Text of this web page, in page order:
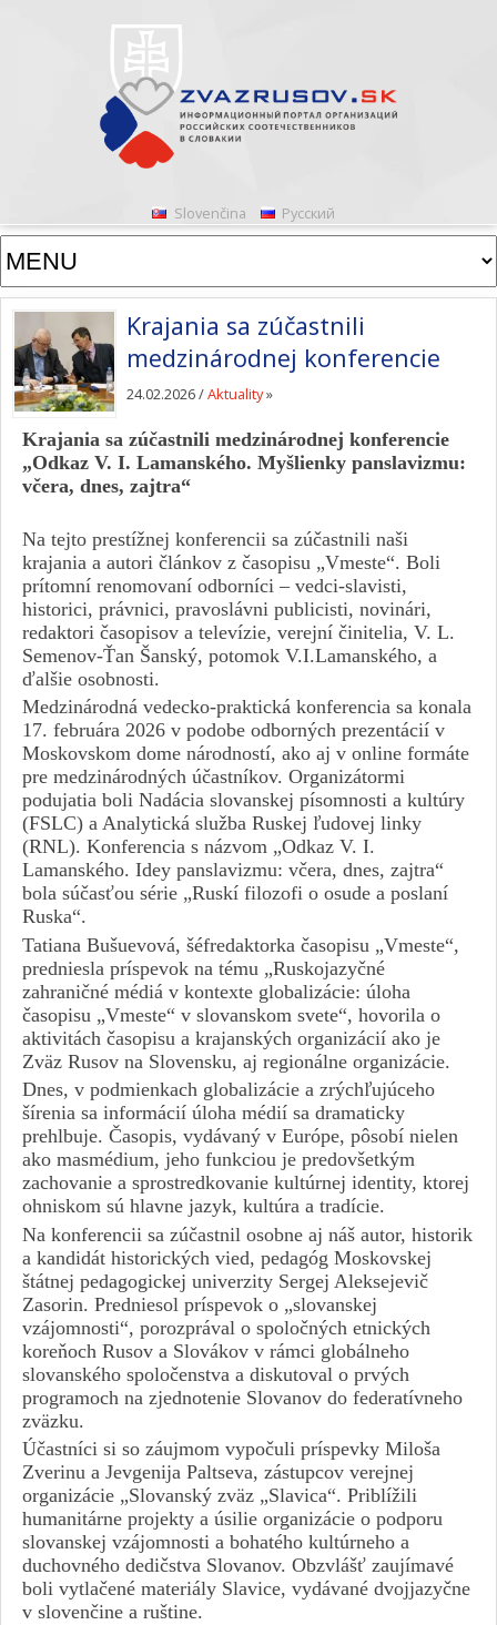
Slovenčina Русский
Krajania sa zúčastnili
medzinárodnej konferencie
24.02.2026 /Aktuality»
Krajania sa zúčastnili medzinárodnej konferencie
„Odkaz V. I. Lamanského. Myšlienky panslavizmu:
včera, dnes, zajtra“
Na tejto prestížnej konferencii sa zúčastnili naši
krajania a autori článkov z časopisu „Vmeste“. Boli
prítomní renomovaní odborníci – vedci-slavisti,
historici, právnici, pravoslávni publicisti, novinári,
redaktori časopisov a televízie, verejní činitelia, V. L.
Semenov-Ťan Šanský, potomok V.I.Lamanského, a
ďalšie osobnosti.
Medzinárodná vedecko-praktická konferencia sa konala
17. februára 2026 v podobe odborných prezentácií v
Moskovskom dome národností, ako aj v online formáte
pre medzinárodných účastníkov. Organizátormi
podujatia boli Nadácia slovanskej písomnosti a kultúry
(FSLC) a Analytická služba Ruskej ľudovej linky
(RNL). Konferencia s názvom „Odkaz V. I.
Lamanského. Idey panslavizmu: včera, dnes, zajtra“
bola súčasťou série „Ruskí filozofi o osude a poslaní
Ruska“.
Tatiana Bušuevová, šéfredaktorka časopisu „Vmeste“,
predniesla príspevok na tému „Ruskojazyčné
zahraničné médiá v kontexte globalizácie: úloha
časopisu „Vmeste“ v slovanskom svete“, hovorila o
aktivitách časopisu a krajanských organizácií ako je
Zväz Rusov na Slovensku, aj regionálne organizácie.
Dnes, v podmienkach globalizácie a zrýchľujúceho
šírenia sa informácií úloha médií sa dramaticky
prehlbuje. Časopis, vydávaný v Európe, pôsobí nielen
ako masmédium, jeho funkciou je predovšetkým
zachovanie a sprostredkovanie kultúrnej identity, ktorej
ohniskom sú hlavne jazyk, kultúra a tradície.
Na konferencii sa zúčastnil osobne aj náš autor, historik
a kandidát historických vied, pedagóg Moskovskej
štátnej pedagogickej univerzity Sergej Aleksejevič
Zasorin. Predniesol príspevok o „slovanskej
vzájomnosti“, porozprával o spoločných etnických
koreňoch Rusov a Slovákov v rámci globálneho
slovanského spoločenstva a diskutoval o prvých
programoch na zjednotenie Slovanov do federatívneho
zväzku.
Účastníci si so záujmom vypočuli príspevky Miloša
Zverinu a Jevgenija Paltseva, zástupcov verejnej
organizácie „Slovanský zväz „Slavica“. Priblížili
humanitárne projekty a úsilie organizácie o podporu
slovanskej vzájomnosti a bohatého kultúrneho a
duchovného dedičstva Slovanov. Obzvlášť zaujímavé
boli vytlačené materiály Slavice, vydávané dvojjazyčne
v slovenčine a ruštine.